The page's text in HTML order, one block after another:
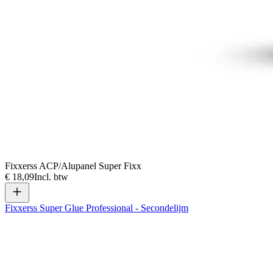
Fixxerss ACP/Alupanel Super Fixx
€ 18,09Incl. btw
Fixxerss Super Glue Professional - Secondelijm